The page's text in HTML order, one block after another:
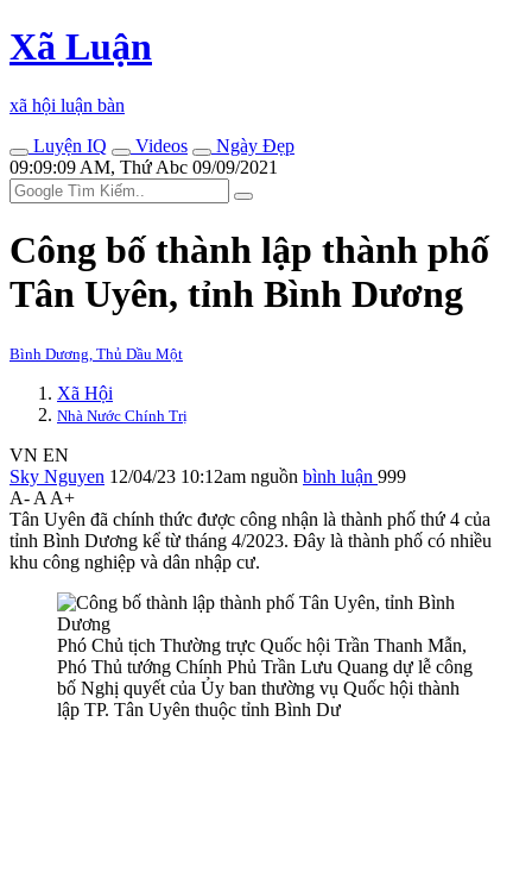
Xã Luận
xã hội luận bàn
Luyện IQ
Videos
Ngày Đẹp
09:09:09 AM, Thứ Abc 09/09/2021
Công bố thành lập thành phố
Tân Uyên, tỉnh Bình Dương
Bình Dương, Thủ Dầu Một
Xã Hội
Nhà Nước Chính Trị
VN EN
Sky Nguyen 12/04/23 10:12am nguồn bình luận 999
A- A A+
Tân Uyên đã chính thức được công nhận là thành phố thứ 4 của
tỉnh Bình Dương kể từ tháng 4/2023. Đây là thành phố có nhiều
khu công nghiệp và dân nhập cư.
Phó Chủ tịch Thường trực Quốc hội Trần Thanh Mẫn,
Phó Thủ tướng Chính Phủ Trần Lưu Quang dự lễ công
bố Nghị quyết của Ủy ban thường vụ Quốc hội thành
lập TP. Tân Uyên thuộc tỉnh Bình Dư